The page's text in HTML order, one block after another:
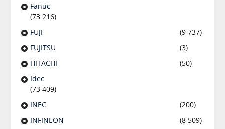
Fanuc
(73 216)
FUJI
(9 737)
FUJITSU
(3)
HITACHI
(50)
Idec
(73 409)
INEC
(200)
INFINEON
(8 509)